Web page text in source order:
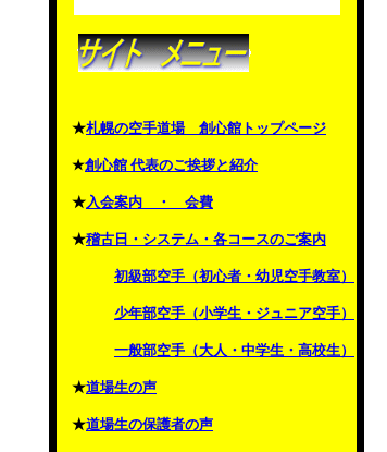
★札幌の空手道場 創心館トップページ
★創心館 代表のご挨拶と紹介
★入会案内 ・ 会費
★稽古日・システム・各コースのご案内
初級部空手（初心者・幼児空手教室）
少年部空手（小学生・ジュニア空手）
一般部空手（大人・中学生・高校生）
★道場生の声
★道場生の保護者の声